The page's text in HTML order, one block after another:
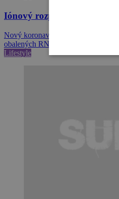
Iónový rozprašovač
Nový koronavírus (SARS-CoV-2)
obalených RNA vírusov a…
Lifestyle